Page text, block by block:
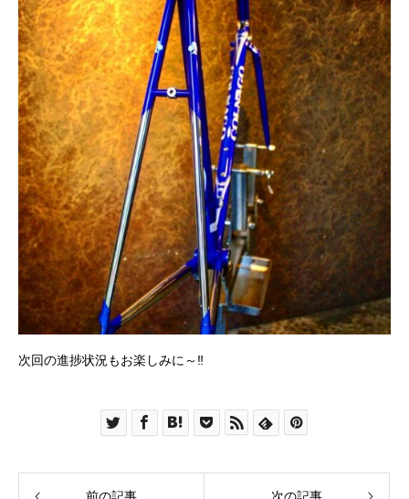
次回の進捗状況もお楽しみに～‼
前の記事 次の記事